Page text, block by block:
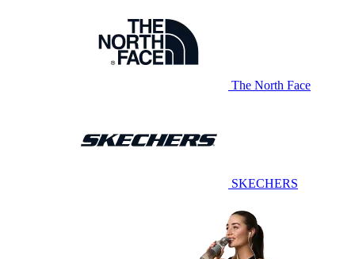
The North Face
SKECHERS